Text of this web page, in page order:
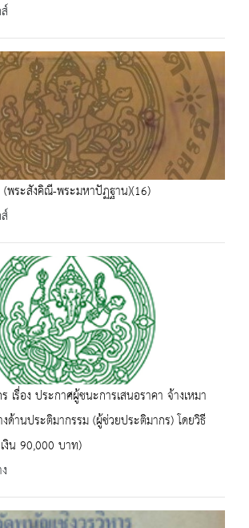
ระสังคิณี-พระมหาปัฏฐาน)(16)
เรื่อง ประกาศผู้ชนะการเสนอราคา จ้างเหมา
ด้านประติมากรรม (ผู้ช่วยประติมากร) โดยวิธี
งิน 90,000 บาท)